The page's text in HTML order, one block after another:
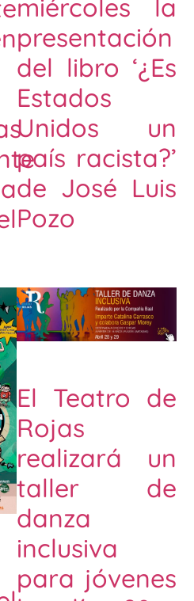
miércoles la
presentación
del libro ‘¿Es
Estados
Unidos un
país racista?’
de José Luis
Pozo
El Teatro de
Rojas
realizará un
taller de
danza
inclusiva
para jóvenes